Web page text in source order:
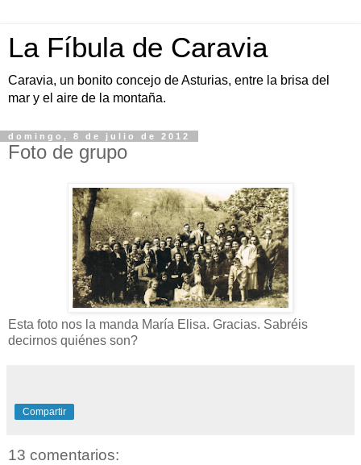
La Fíbula de Caravia
Caravia, un bonito concejo de Asturias, entre la brisa del
mar y el aire de la montaña.
domingo, 8 de julio de 2012
Foto de grupo
Esta foto nos la manda María Elisa. Gracias. Sabréis
decirnos quiénes son?
Compartir
13 comentarios: